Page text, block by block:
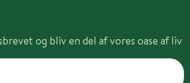
og bliv en del af vores oase af liv